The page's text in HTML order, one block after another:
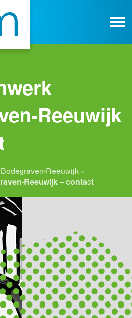
Reeuwijk
Reeuwijk »
Reeuwijk – contact